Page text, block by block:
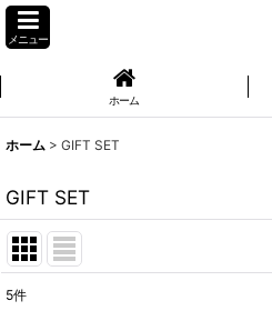
メニュー
ホーム
ホーム > GIFT SET
GIFT SET
5件